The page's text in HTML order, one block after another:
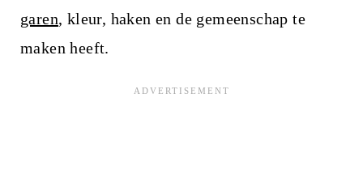
garen, kleur, haken en de gemeenschap te
maken heeft.